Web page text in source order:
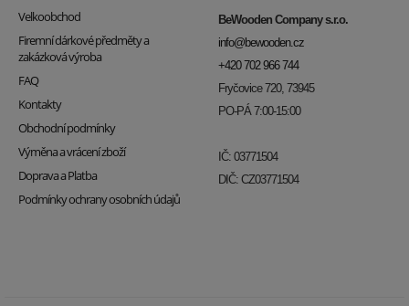
Velkoobchod
Firemní dárkové předměty a
zakázková výroba
FAQ
Kontakty
Obchodní podmínky
Výměna a vrácení zboží
Doprava a Platba
Podmínky ochrany osobních údajů
BeWooden Company s.r.o.
info@bewooden.cz
+420 702 966 744
Fryčovice 720, 73945
PO-PÁ 7:00-15:00
IČ: 03771504
DIČ: CZ03771504